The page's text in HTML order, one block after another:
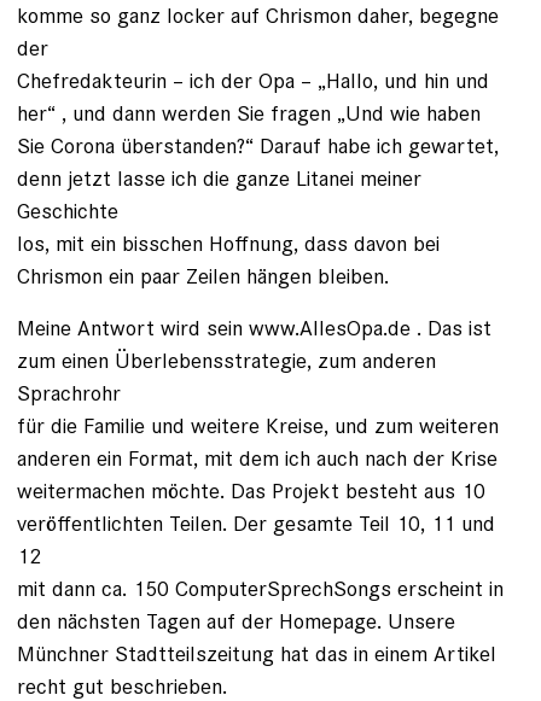
komme so ganz locker auf Chrismon daher, begegne
der
Chefredakteurin – ich der Opa – „Hallo, und hin und
her“ , und dann werden Sie fragen „Und wie haben
Sie Corona überstanden?“ Darauf habe ich gewartet,
denn jetzt lasse ich die ganze Litanei meiner
Geschichte
los, mit ein bisschen Hoffnung, dass davon bei
Chrismon ein paar Zeilen hängen bleiben.
Meine Antwort wird sein www.AllesOpa.de . Das ist
zum einen Überlebensstrategie, zum anderen
Sprachrohr
für die Familie und weitere Kreise, und zum weiteren
anderen ein Format, mit dem ich auch nach der Krise
weitermachen möchte. Das Projekt besteht aus 10
veröffentlichten Teilen. Der gesamte Teil 10, 11 und
12
mit dann ca. 150 ComputerSprechSongs erscheint in
den nächsten Tagen auf der Homepage. Unsere
Münchner Stadtteilszeitung hat das in einem Artikel
recht gut beschrieben.